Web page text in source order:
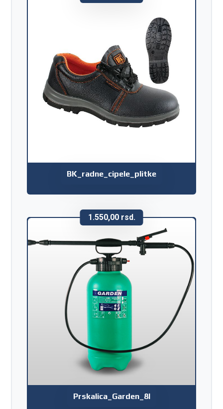
BK_radne_cipele_plitke
Prskalica_Garden_8l
1.550,00 rsd.